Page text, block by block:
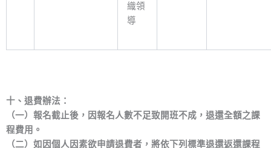
織領
導
十、退費辦法：
（一）報名截止後，因報名人數不足致開班不成，退還全額之課
程費用。
（二）如因個人因素欲申請退費者，將依下列標準退還返還課程